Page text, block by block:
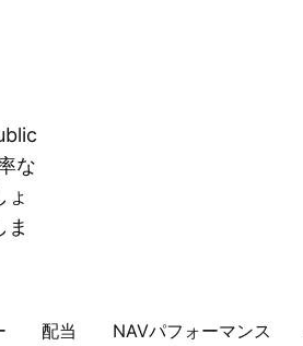
な
ま
配当 NAVパフォーマンス